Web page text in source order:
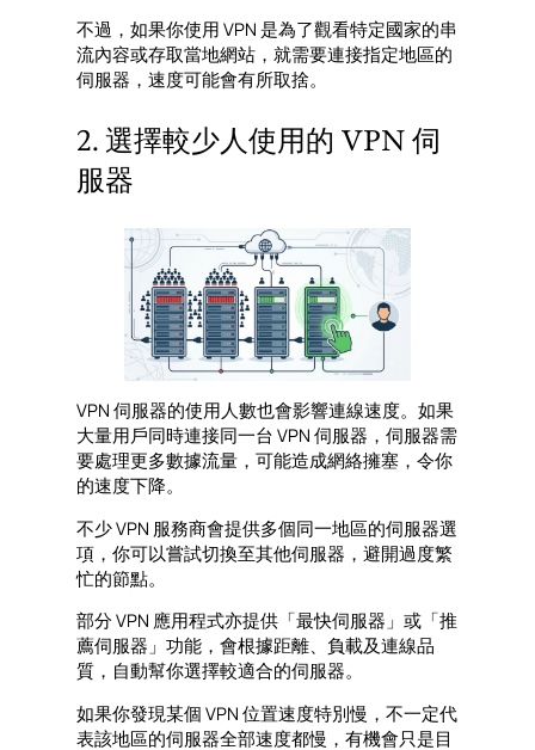
不過，如果你使用 VPN 是為了觀看特定國家的串
流內容或存取當地網站，就需要連接指定地區的
伺服器，速度可能會有所取捨。
2. 選擇較少人使用的 VPN 伺
服器
VPN 伺服器的使用人數也會影響連線速度。如果
大量用戶同時連接同一台 VPN 伺服器，伺服器需
要處理更多數據流量，可能造成網絡擁塞，令你
的速度下降。
不少 VPN 服務商會提供多個同一地區的伺服器選
項，你可以嘗試切換至其他伺服器，避開過度繁
忙的節點。
部分 VPN 應用程式亦提供「最快伺服器」或「推
薦伺服器」功能，會根據距離、負載及連線品
質，自動幫你選擇較適合的伺服器。
如果你發現某個 VPN 位置速度特別慢，不一定代
表該地區的伺服器全部速度都慢，有機會只是目